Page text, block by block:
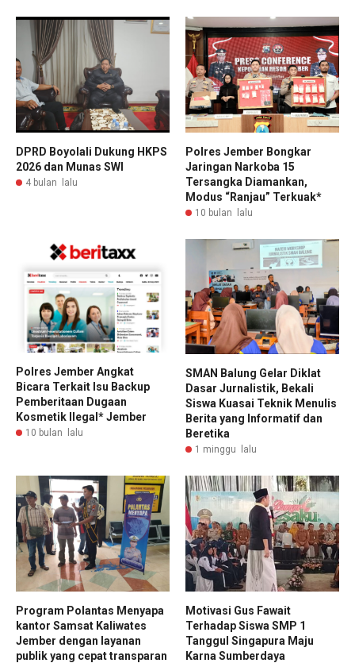
DPRD Boyolali Dukung HKPS
2026 dan Munas SWI
4 bulan lalu
Polres Jember Bongkar
Jaringan Narkoba 15
Tersangka Diamankan,
Modus “Ranjau” Terkuak*
10 bulan lalu
Polres Jember Angkat
Bicara Terkait Isu Backup
Pemberitaan Dugaan
Kosmetik Ilegal* Jember
10 bulan lalu
SMAN Balung Gelar Diklat
Dasar Jurnalistik, Bekali
Siswa Kuasai Teknik Menulis
Berita yang Informatif dan
Beretika
1 minggu lalu
Program Polantas Menyapa
kantor Samsat Kaliwates
Jember dengan layanan
publik yang cepat transparan
Motivasi Gus Fawait
Terhadap Siswa SMP 1
Tanggul Singapura Maju
Karna Sumberdaya